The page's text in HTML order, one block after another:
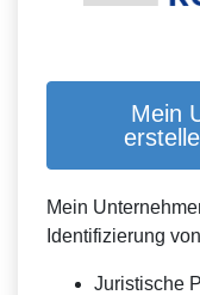
Mein
Mein
Identifizierung
Juristische